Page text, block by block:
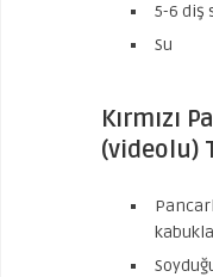
5-6 diş
Su
Kırmızı
(videolu)